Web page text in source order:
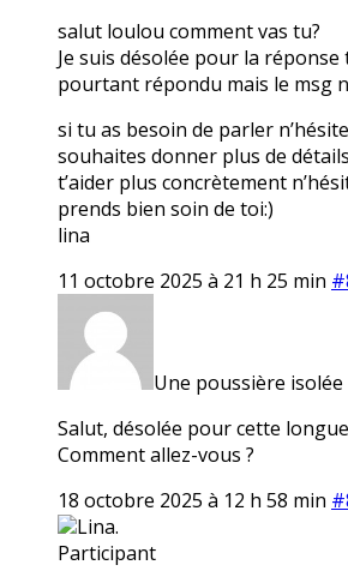
salut loulou comment vas tu?
Je suis désolée pour la réponse
pourtant répondu mais le msg
si tu as besoin de parler
souhaites donner plus de
t’aider plus concrètement
prends bien soin de toi:)
lina
11 octobre 2025 à 21 h 25 min
Une poussière isolée
Salut, désolée pour cette
Comment allez-vous ?
18 octobre 2025 à 12 h 58 min
Lina.
Participant